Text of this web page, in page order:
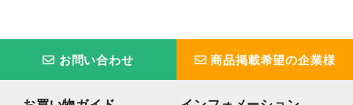
お問い合わせ 商品掲載希望の企業様